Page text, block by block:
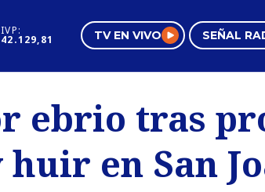
IVP:
42.129,81 TV EN VIVO SEÑAL
Negocios
Pura Mujer
ebrio tras
en San